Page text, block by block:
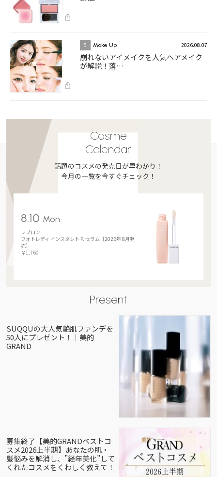
5 Make Up 2026.08.07
崩れないアイメイクを人気ヘアメイク
が解説！落…
Cosme
Calendar
話題のコスメの発売日が早わかり！
今月の一覧を今すぐチェック！
8.10 Mon
レブロン
フォトレディ インスタント P. セラム［2026年 8月発
売］
￥1,760
Present
SUQQUの大人気艶肌ファンデを
50人にプレゼント！｜美的
GRAND
募集終了【美的GRANDベストコ
スメ2026上半期】あなたの肌・
髪悩みを解消し、”経年美化”して
くれたコスメをくわしく教えて！